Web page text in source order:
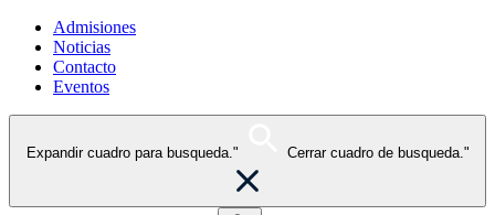
Admisiones
Noticias
Contacto
Eventos
Expandir cuadro para busqueda." Cerrar cuadro de busqueda."